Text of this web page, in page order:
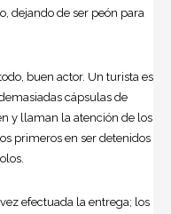
dejando de ser peón para
buen actor. Un turista es
cápsulas de
y llaman la atención de los
primeros en ser detenidos
efectuada la entrega; los